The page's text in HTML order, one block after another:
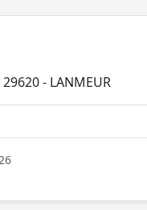
29620 - LANMEUR